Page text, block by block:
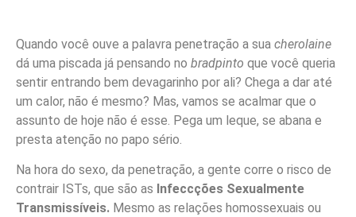
Quando você ouve a palavra penetração a sua cherolaine
dá uma piscada já pensando no bradpinto que você queria
sentir entrando bem devagarinho por ali? Chega a dar até
um calor, não é mesmo? Mas, vamos se acalmar que o
assunto de hoje não é esse. Pega um leque, se abana e
presta atenção no papo sério.
Na hora do sexo, da penetração, a gente corre o risco de
contrair ISTs, que são as Infeccções Sexualmente
Transmissíveis. Mesmo as relações homossexuais ou